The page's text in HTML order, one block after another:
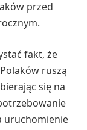
przed
fakt, że
ruszą
się na
uruchomienie